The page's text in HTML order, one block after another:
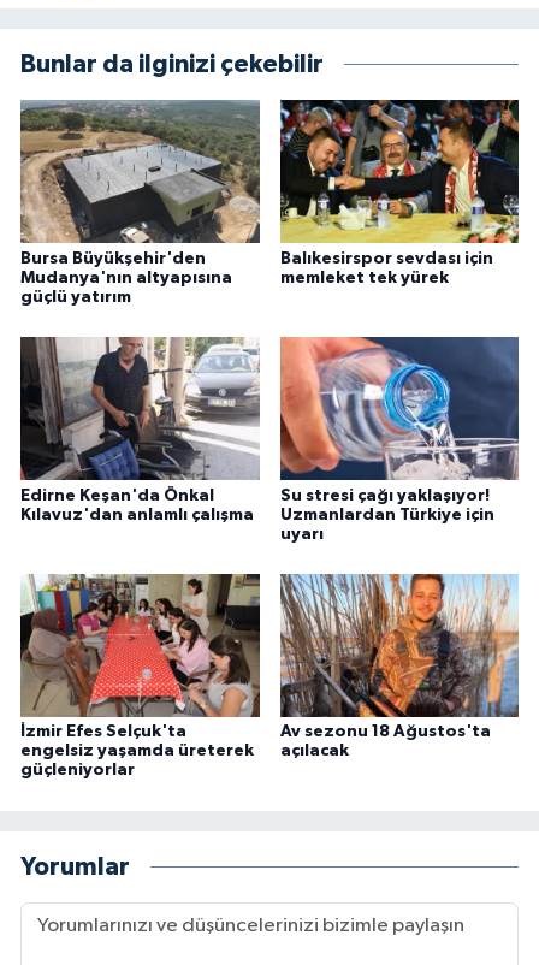
Bunlar da ilginizi çekebilir
Bursa Büyükşehir'den
Mudanya'nın altyapısına
güçlü yatırım
Balıkesirspor sevdası için
memleket tek yürek
Edirne Keşan'da Önkal
Kılavuz'dan anlamlı çalışma
Su stresi çağı yaklaşıyor!
Uzmanlardan Türkiye için
uyarı
İzmir Efes Selçuk'ta
engelsiz yaşamda üreterek
güçleniyorlar
Av sezonu 18 Ağustos'ta
açılacak
Yorumlar